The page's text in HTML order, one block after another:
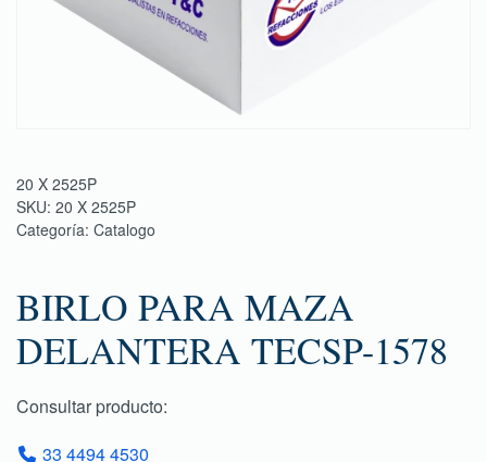
20 X 2525P
SKU: 20 X 2525P
Categoría: Catalogo
BIRLO PARA MAZA
DELANTERA TECSP-1578
Consultar producto:
33 4494 4530